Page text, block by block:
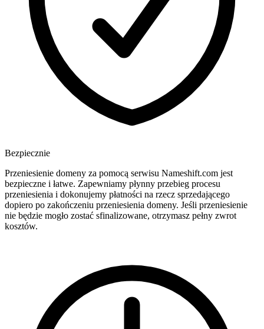
Bezpiecznie
Przeniesienie domeny za pomocą serwisu Nameshift.com jest
bezpieczne i łatwe. Zapewniamy płynny przebieg procesu
przeniesienia i dokonujemy płatności na rzecz sprzedającego
dopiero po zakończeniu przeniesienia domeny. Jeśli przeniesienie
nie będzie mogło zostać sfinalizowane, otrzymasz pełny zwrot
kosztów.